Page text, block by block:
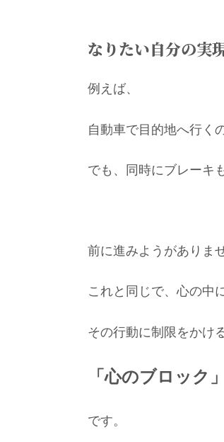
なりたい自分の実
例えば、
自動車で目的地へ行く
でも、同時にブレーキ
前に進みようがありま
これと同じで、心の中
その行動に制限をかけ
「心のブロック」
です。